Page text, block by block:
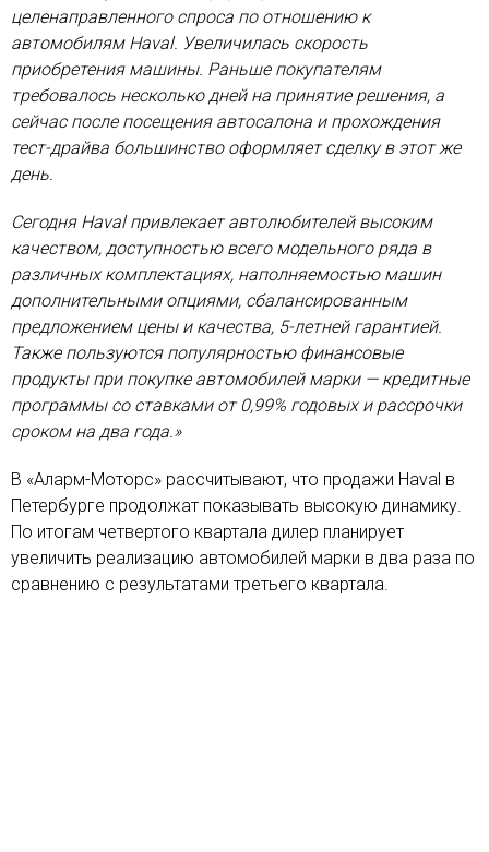
целенаправленного спроса по отношению к
автомобилям Haval. Увеличилась скорость
приобретения машины. Раньше покупателям
требовалось несколько дней на принятие решения, а
сейчас после посещения автосалона и прохождения
тест-драйва большинство оформляет сделку в этот же
день.
Сегодня Haval привлекает автолюбителей высоким
качеством, доступностью всего модельного ряда в
различных комплектациях, наполняемостью машин
дополнительными опциями, сбалансированным
предложением цены и качества, 5-летней гарантией.
Также пользуются популярностью финансовые
продукты при покупке автомобилей марки — кредитные
программы со ставками от 0,99% годовых и рассрочки
сроком на два года.»
В «Аларм-Моторс» рассчитывают, что продажи Haval в
Петербурге продолжат показывать высокую динамику.
По итогам четвертого квартала дилер планирует
увеличить реализацию автомобилей марки в два раза по
сравнению с результатами третьего квартала.